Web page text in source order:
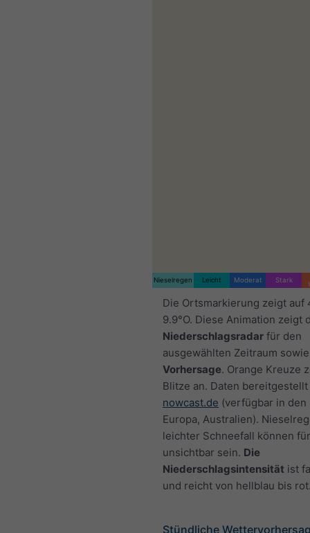
Nieselregen Leicht Moderat Stark
Die Ortsmarkierung zeigt auf
9.9°O. Diese Animation zeigt
Niederschlagsradar für den
ausgewählten Zeitraum
Vorhersage. Orange Kreuze
Blitze an. Daten
nowcast.de (verfügbar in den
Europa, Australien).
leichter Schneefall können
unsichtbar sein. Die
Niederschlagsintensität ist
und reicht von hellblau bis
Stündliche